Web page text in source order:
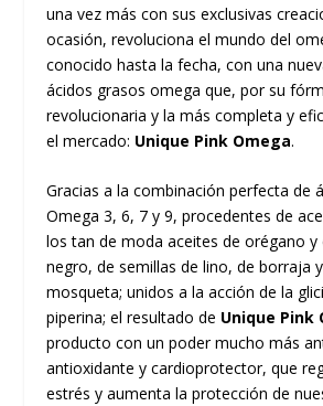
una vez más con sus exclusivas
ocasión, revoluciona el mundo del
conocido hasta la fecha, con una
ácidos grasos omega que, por su
revolucionaria y la más completa y
el mercado: Unique Pink Omega.
Gracias a la combinación perfecta de
Omega 3, 6, 7 y 9, procedentes de
los tan de moda aceites de orégano y
negro, de semillas de lino, de borraja
mosqueta; unidos a la acción de la
piperina; el resultado de Unique Pink
producto con un poder mucho más
antioxidante y cardioprotector, que
estrés y aumenta la protección de